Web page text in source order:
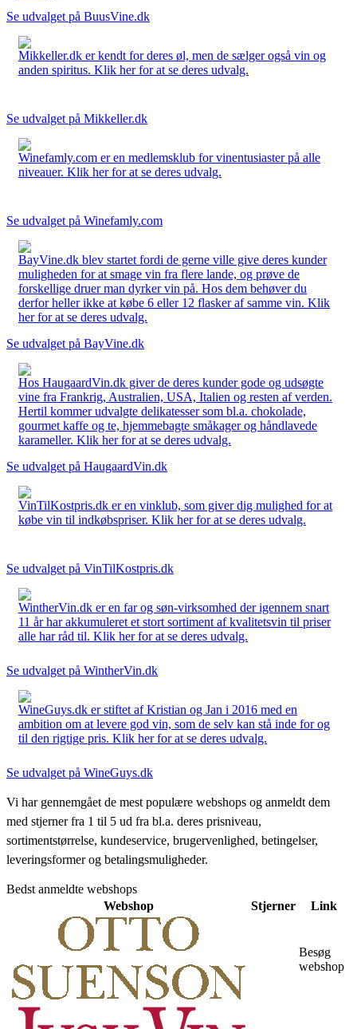
Se udvalget på BuusVine.dk
Mikkeller.dk er kendt for deres øl, men de sælger også vin og
anden spiritus. Klik her for at se deres udvalg.
Se udvalget på Mikkeller.dk
Winefamly.com er en medlemsklub for vinentusiaster på alle
niveauer. Klik her for at se deres udvalg.
Se udvalget på Winefamly.com
BayVine.dk blev startet fordi de gerne ville give deres kunder
muligheden for at smage vin fra flere lande, og prøve de
forskellige druer man dyrker vin på. Hos dem behøver du
derfor heller ikke at købe 6 eller 12 flasker af samme vin. Klik
her for at se deres udvalg.
Se udvalget på BayVine.dk
Hos HaugaardVin.dk giver de deres kunder gode og udsøgte
vine fra Frankrig, Australien, USA, Italien og resten af verden.
Hertil kommer udvalgte delikatesser som bl.a. chokolade,
gourmet kaffe og te, hjemmebagte småkager og håndlavede
karameller. Klik her for at se deres udvalg.
Se udvalget på HaugaardVin.dk
VinTilKostpris.dk er en vinklub, som giver dig mulighed for at
købe vin til indkøbspriser. Klik her for at se deres udvalg.
Se udvalget på VinTilKostpris.dk
WintherVin.dk er en far og søn-virksomhed der igennem snart
11 år har akkumuleret et stort sortiment af kvalitetsvin til priser
alle har råd til. Klik her for at se deres udvalg.
Se udvalget på WintherVin.dk
WineGuys.dk er stiftet af Kristian og Jan i 2016 med en
ambition om at levere god vin, som de selv kan stå inde for og
til den rigtige pris. Klik her for at se deres udvalg.
Se udvalget på WineGuys.dk
Vi har gennemgået de mest populære webshops og anmeldt dem
med stjerner fra 1 til 5 ud fra bl.a. deres prisniveau,
sortimentstørrelse, kundeservice, brugervenlighed, betingelser,
leveringsformer og betalingsmuligheder.
Bedst anmeldte webshops
Webshop
Stjerner Link
Besøg
webshop